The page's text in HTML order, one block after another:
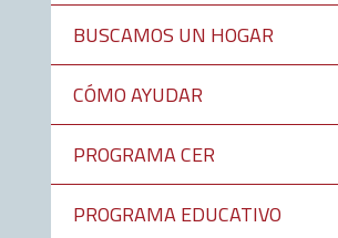
BUSCAMOS UN HOGAR
CÓMO AYUDAR
PROGRAMA CER
PROGRAMA EDUCATIVO